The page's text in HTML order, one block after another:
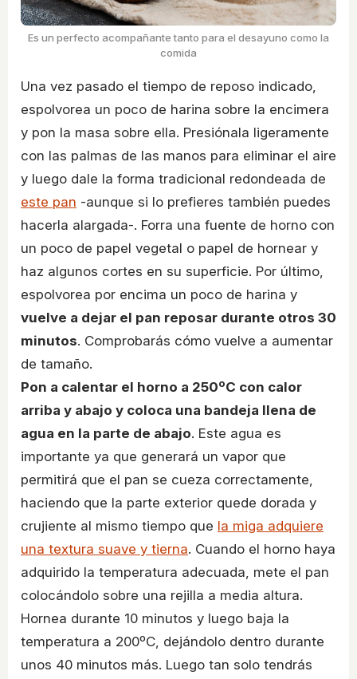
Es un perfecto acompañante tanto para el desayuno como la
comida
Una vez pasado el tiempo de reposo indicado,
espolvorea un poco de harina sobre la encimera
y pon la masa sobre ella. Presiónala ligeramente
con las palmas de las manos para eliminar el aire
y luego dale la forma tradicional redondeada de
este pan -aunque si lo prefieres también puedes
hacerla alargada-. Forra una fuente de horno con
un poco de papel vegetal o papel de hornear y
haz algunos cortes en su superficie. Por último,
espolvorea por encima un poco de harina y
vuelve a dejar el pan reposar durante otros 30
minutos. Comprobarás cómo vuelve a aumentar
de tamaño.
Pon a calentar el horno a 250ºC con calor
arriba y abajo y coloca una bandeja llena de
agua en la parte de abajo. Este agua es
importante ya que generará un vapor que
permitirá que el pan se cueza correctamente,
haciendo que la parte exterior quede dorada y
crujiente al mismo tiempo que la miga adquiere
una textura suave y tierna. Cuando el horno haya
adquirido la temperatura adecuada, mete el pan
colocándolo sobre una rejilla a media altura.
Hornea durante 10 minutos y luego baja la
temperatura a 200ºC, dejándolo dentro durante
unos 40 minutos más. Luego tan solo tendrás